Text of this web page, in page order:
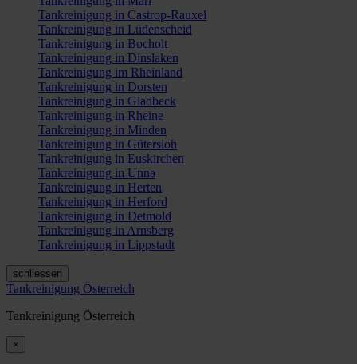
Tankreinigung in Castrop-Rauxel
Tankreinigung in Lüdenscheid
Tankreinigung in Bocholt
Tankreinigung in Dinslaken
Tankreinigung im Rheinland
Tankreinigung in Dorsten
Tankreinigung in Gladbeck
Tankreinigung in Rheine
Tankreinigung in Minden
Tankreinigung in Gütersloh
Tankreinigung in Euskirchen
Tankreinigung in Unna
Tankreinigung in Herten
Tankreinigung in Herford
Tankreinigung in Detmold
Tankreinigung in Arnsberg
Tankreinigung in Lippstadt
schliessen
Tankreinigung Österreich
Tankreinigung Österreich
×